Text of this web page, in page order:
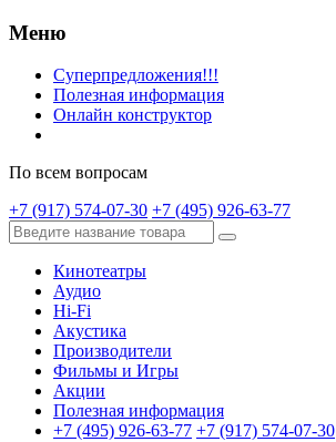
Меню
Суперпредложения!!!
Полезная информация
Онлайн конструктор
По всем вопросам
+7 (917) 574-07-30 +7 (495) 926-63-77
Кинотеатры
Аудио
Hi-Fi
Акустика
Производители
Фильмы и Игры
Акции
Полезная информация
+7 (495) 926-63-77 +7 (917) 574-07-30